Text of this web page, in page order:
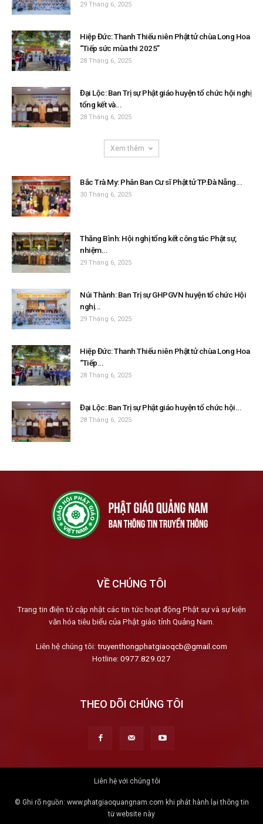
29 Tháng 6, 2025
Hiệp Đức: Thanh Thiếu niên Phật tử chùa Long Hoa
“Tiếp sức mùa thi 2025”
28 Tháng 6, 2025
Đại Lộc: Ban Trị sự Phật giáo huyện tổ chức hội nghị
tổng kết và...
28 Tháng 6, 2025
Xem thêm
Bắc Trà My: Phân Ban Cư sĩ Phật tử TP.Đà Nẵng...
30 Tháng 6, 2025
Thăng Bình: Hội nghị tổng kết công tác Phật sự,
nhiệm...
29 Tháng 6, 2025
Núi Thành: Ban Trị sự GHPGVN huyện tổ chức Hội
nghị...
29 Tháng 6, 2025
Hiệp Đức: Thanh Thiếu niên Phật tử chùa Long Hoa
“Tiếp...
28 Tháng 6, 2025
Đại Lộc: Ban Trị sự Phật giáo huyện tổ chức hội...
28 Tháng 6, 2025
VỀ CHÚNG TÔI
Trang tin điện tử cập nhật các tin tức hoạt động Phật sự và sự kiện
văn hóa tiêu biểu của Phật giáo tỉnh Quảng Nam.
Liên hệ chúng tôi: truyenthongphatgiaoqcb@gmail.com
Hotline: 0977.829.027
THEO DÕI CHÚNG TÔI
Liên hệ với chúng tôi
© Ghi rõ nguồn: www.phatgiaoquangnam.com khi phát hành lại thông tin
từ website này